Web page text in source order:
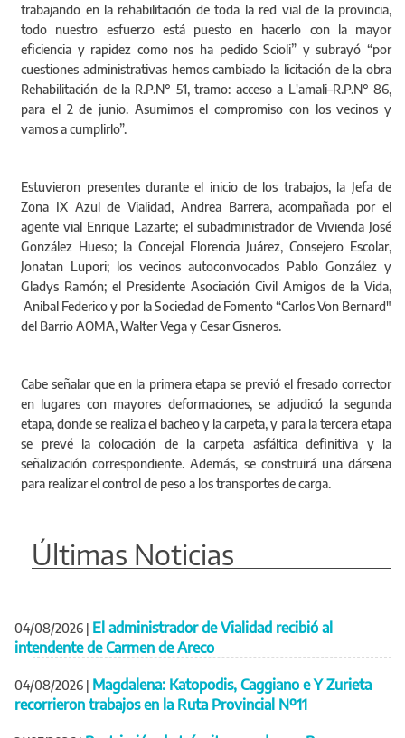
trabajando en la rehabilitación de toda la red vial de la provincia,
todo nuestro esfuerzo está puesto en hacerlo con la mayor
eficiencia y rapidez como nos ha pedido Scioli” y subrayó “por
cuestiones administrativas hemos cambiado la licitación de la obra
Rehabilitación de la R.P.N° 51, tramo: acceso a L'amali–R.P.N° 86,
para el 2 de junio. Asumimos el compromiso con los vecinos y
vamos a cumplirlo”.
Estuvieron presentes durante el inicio de los trabajos, la Jefa de
Zona IX Azul de Vialidad, Andrea Barrera, acompañada por el
agente vial Enrique Lazarte; el subadministrador de Vivienda José
González Hueso; la Concejal Florencia Juárez, Consejero Escolar,
Jonatan Lupori; los vecinos autoconvocados Pablo González y
Gladys Ramón; el Presidente Asociación Civil Amigos de la Vida,
Anibal Federico y por la Sociedad de Fomento “Carlos Von Bernard"
del Barrio AOMA, Walter Vega y Cesar Cisneros.
Cabe señalar que en la primera etapa se previó el fresado corrector
en lugares con mayores deformaciones, se adjudicó la segunda
etapa, donde se realiza el bacheo y la carpeta, y para la tercera etapa
se prevé la colocación de la carpeta asfáltica definitiva y la
señalización correspondiente. Además, se construirá una dársena
para realizar el control de peso a los transportes de carga.
Últimas Noticias
04/08/2026 | El administrador de Vialidad recibió al
intendente de Carmen de Areco
04/08/2026 | Magdalena: Katopodis, Caggiano e Y Zurieta
recorrieron trabajos en la Ruta Provincial Nº11